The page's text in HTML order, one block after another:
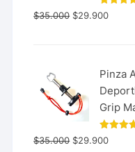
Valorado
con
$35.000 $29.900
Pinza
Grip
Valorado
con
$35.000 $29.900